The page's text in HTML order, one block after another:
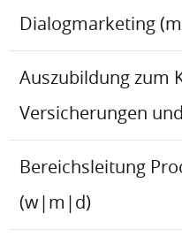
Dialogmarketing
Auszubildung zum
Versicherungen
Bereichsleitung
(w|m|d)